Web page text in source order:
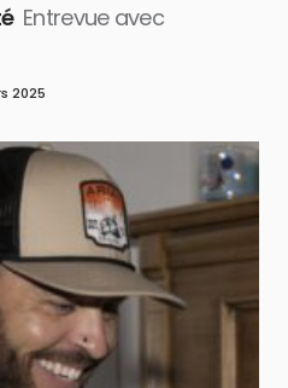
Entrevue avec
2025